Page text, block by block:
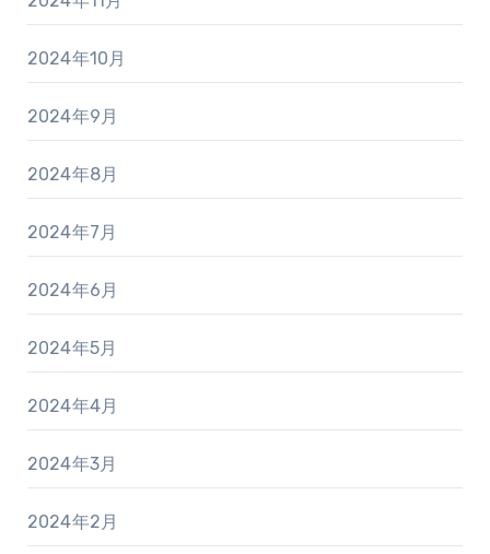
2024年10月
2024年9月
2024年8月
2024年7月
2024年6月
2024年5月
2024年4月
2024年3月
2024年2月